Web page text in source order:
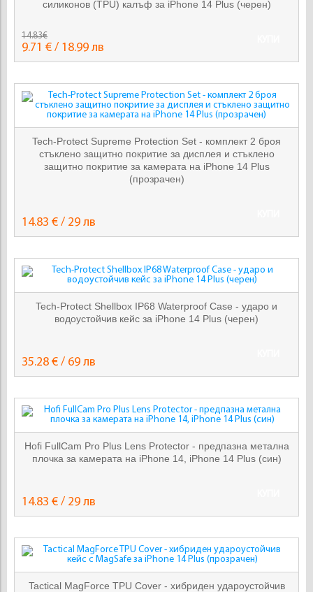
силиконов (TPU) калъф за iPhone 14 Plus (черен)
14.83€
9.71 € / 18.99 лв
Tech-Protect Supreme Protection Set - комплект 2 броя
стъклено защитно покритие за дисплея и стъклено
защитно покритие за камерата на iPhone 14 Plus
(прозрачен)
14.83 € / 29 лв
Tech-Protect Shellbox IP68 Waterproof Case - ударо и
водоустойчив кейс за iPhone 14 Plus (черен)
35.28 € / 69 лв
Hofi FullCam Pro Plus Lens Protector - предпазна метална
плочка за камерата на iPhone 14, iPhone 14 Plus (син)
14.83 € / 29 лв
Tactical MagForce TPU Cover - хибриден удароустойчив